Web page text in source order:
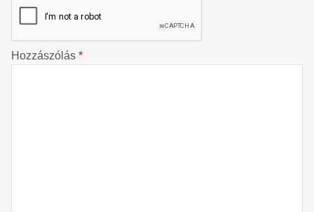
Hozzászólás *